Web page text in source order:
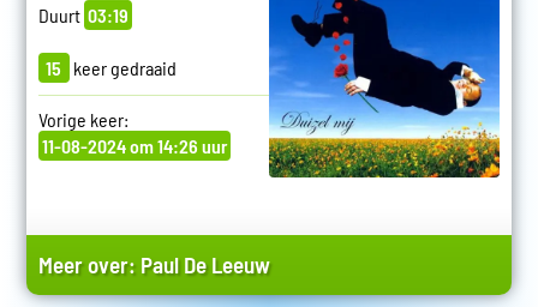
Duurt 03:19
15 keer gedraaid
Vorige keer:
11-08-2024 om 14:26 uur
Meer over: Paul De Leeuw